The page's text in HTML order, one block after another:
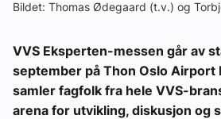
Tips oss
eBlad
Bildet: Thomas Ødegaard (t.v.) og
VVS Eksperten-messen går av
september på Thon Oslo Airport
samler fagfolk fra hele VVS-
arena for utvikling, diskusjon og